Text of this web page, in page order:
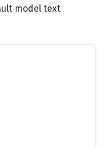
model text